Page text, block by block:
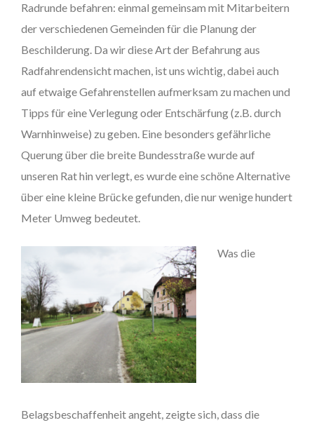
Radrunde befahren: einmal gemeinsam mit Mitarbeitern
der verschiedenen Gemeinden für die Planung der
Beschilderung. Da wir diese Art der Befahrung aus
Radfahrendensicht machen, ist uns wichtig, dabei auch
auf etwaige Gefahrenstellen aufmerksam zu machen und
Tipps für eine Verlegung oder Entschärfung (z.B. durch
Warnhinweise) zu geben. Eine besonders gefährliche
Querung über die breite Bundesstraße wurde auf
unseren Rat hin verlegt, es wurde eine schöne Alternative
über eine kleine Brücke gefunden, die nur wenige hundert
Meter Umweg bedeutet.
Was die
Belagsbeschaffenheit angeht, zeigte sich, dass die